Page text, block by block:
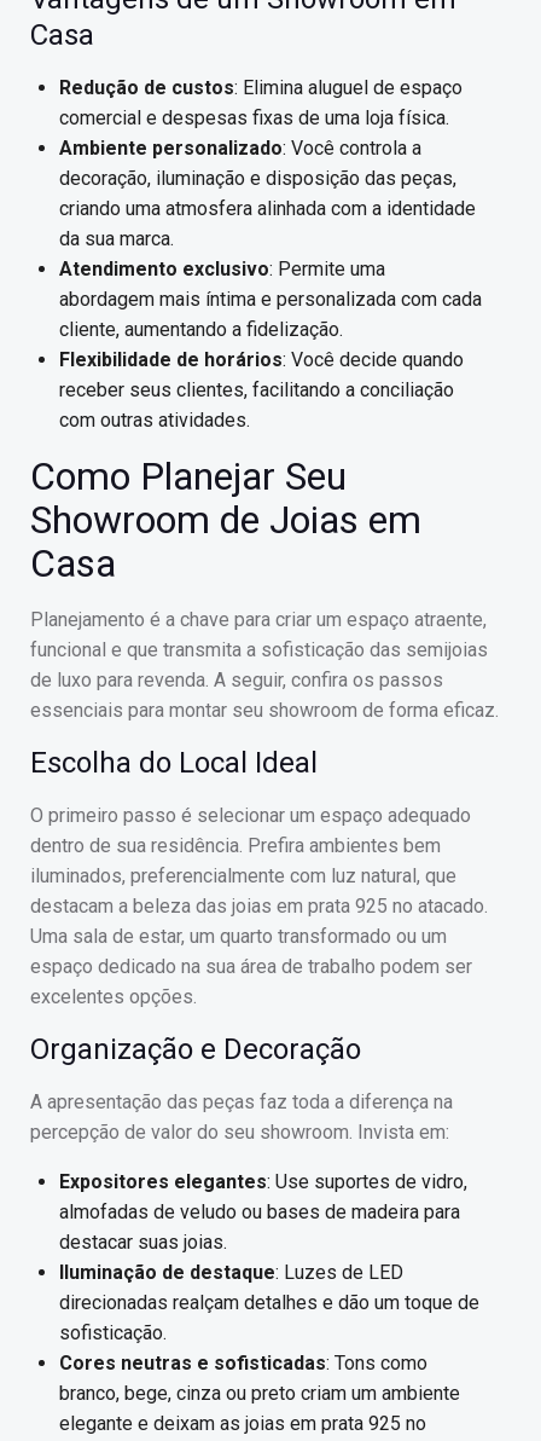
Casa
Redução de custos: Elimina aluguel de espaço
comercial e despesas fixas de uma loja física.
Ambiente personalizado: Você controla a
decoração, iluminação e disposição das peças,
criando uma atmosfera alinhada com a identidade
da sua marca.
Atendimento exclusivo: Permite uma
abordagem mais íntima e personalizada com cada
cliente, aumentando a fidelização.
Flexibilidade de horários: Você decide quando
receber seus clientes, facilitando a conciliação
com outras atividades.
Como Planejar Seu
Showroom de Joias em
Casa
Planejamento é a chave para criar um espaço atraente,
funcional e que transmita a sofisticação das semijoias
de luxo para revenda. A seguir, confira os passos
essenciais para montar seu showroom de forma eficaz.
Escolha do Local Ideal
O primeiro passo é selecionar um espaço adequado
dentro de sua residência. Prefira ambientes bem
iluminados, preferencialmente com luz natural, que
destacam a beleza das joias em prata 925 no atacado.
Uma sala de estar, um quarto transformado ou um
espaço dedicado na sua área de trabalho podem ser
excelentes opções.
Organização e Decoração
A apresentação das peças faz toda a diferença na
percepção de valor do seu showroom. Invista em:
Expositores elegantes: Use suportes de vidro,
almofadas de veludo ou bases de madeira para
destacar suas joias.
Iluminação de destaque: Luzes de LED
direcionadas realçam detalhes e dão um toque de
sofisticação.
Cores neutras e sofisticadas: Tons como
branco, bege, cinza ou preto criam um ambiente
elegante e deixam as joias em prata 925 no